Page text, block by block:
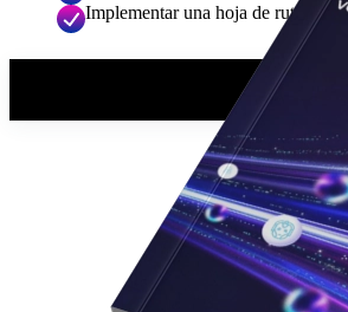
Implementar una hoja de ruta
en primer lugar, solo necesitamos algunos